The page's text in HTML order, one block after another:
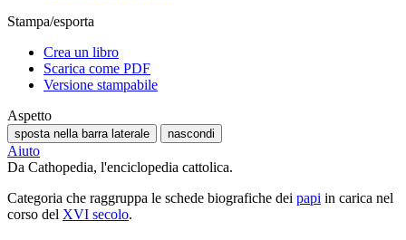
Stampa/esporta
Crea un libro
Scarica come PDF
Versione stampabile
Aspetto
sposta nella barra laterale nascondi
Aiuto
Da Cathopedia, l'enciclopedia cattolica.
Categoria che raggruppa le schede biografiche dei papi in carica nel
corso del XVI secolo.